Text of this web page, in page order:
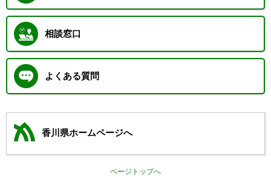
相談窓口
よくある質問
香川県ホームページへ
ページトップへ